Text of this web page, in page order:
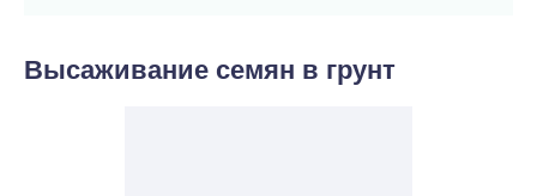
Высаживание семян в грунт